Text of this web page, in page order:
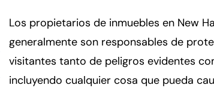
Los propietarios de inmuebles en New
generalmente son responsables de
visitantes tanto de peligros evidentes
incluyendo cualquier cosa que pueda